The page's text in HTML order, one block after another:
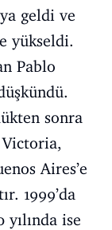
geldi ve
yükseldi.
Pablo
sonra
Victoria,
Aires’e
1999’da
ise